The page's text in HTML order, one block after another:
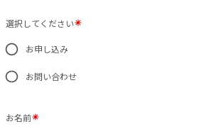
選択してください
お申し込み
お問い合わせ
お名前